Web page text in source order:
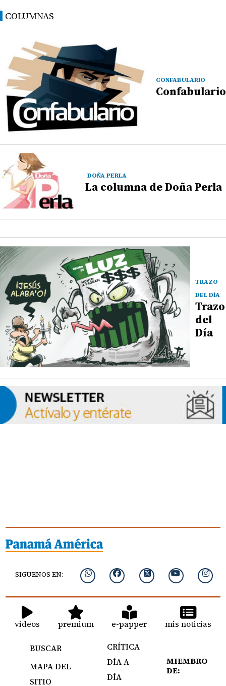
COLUMNAS
CONFABULARIO
Confabulario
DOÑA PERLA
La columna de Doña Perla
TRAZO
DEL DÍA
Trazo
del
Día
SIGUENOS EN:
videos premium e-papper mis noticias
BUSCAR
MAPA DEL
SITIO
CRÍTICA
DÍA A
DÍA
MIEMBRO
DE: